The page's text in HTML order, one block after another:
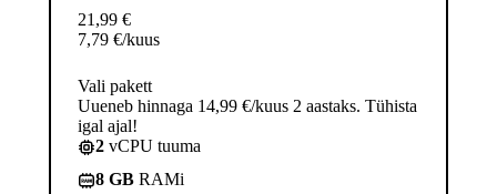
21,99 €
7,79 €/kuus
Vali pakett
Uueneb hinnaga 14,99 €/kuus 2 aastaks. Tühista
igal ajal!
2 vCPU tuuma
8 GB RAMi